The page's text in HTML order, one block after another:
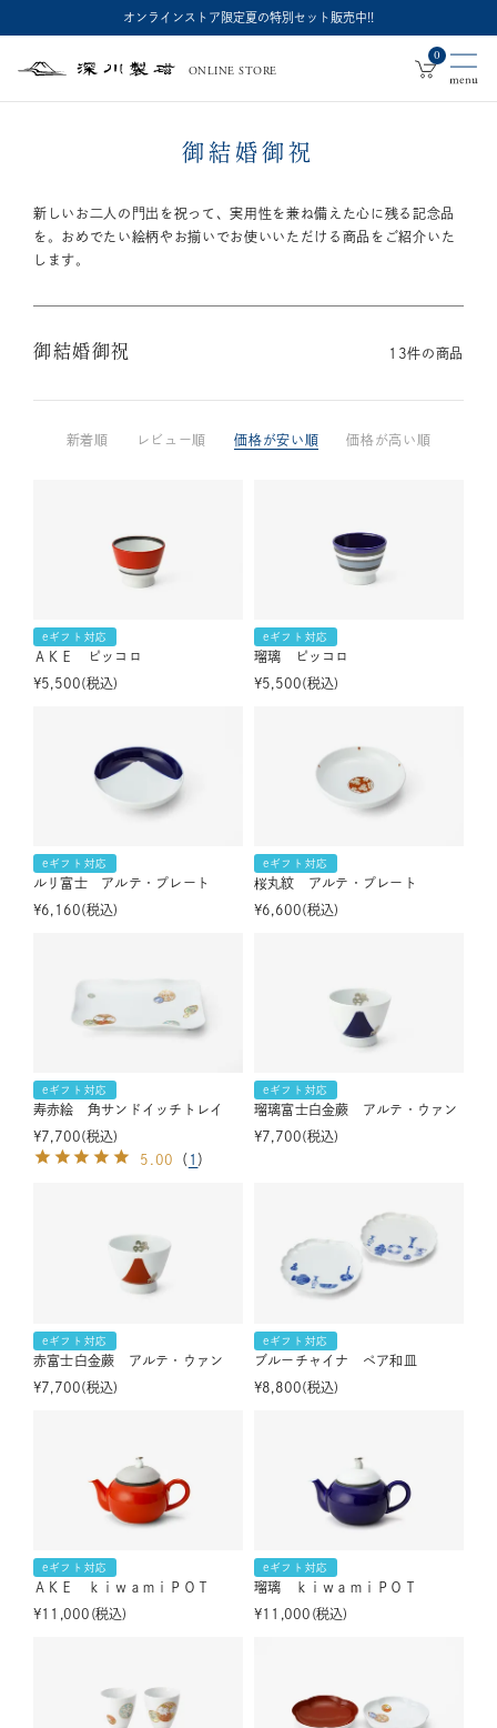
オンラインストア限定夏の特別セット販売中!!
深
製
ONLINE STORE
0
御結婚御祝
新しいお二人の門出を祝って、実用性を兼ね備えた心に残る記念品
を。 おめでたい絵柄やお揃いでお使いいただける商品をご紹介いた
します。
御結婚御祝 13件の商品
新着順 レビュー順 価格が安い順 価格が高い順
eギフト対応
ＡＫＥ ピッコロ
¥5,500 税込
eギフト対応
瑠璃 ピッコロ
¥5,500 税込
eギフト対応
ルリ富士 アルテ・プレート
¥6,160 税込
eギフト対応
桜丸紋 アルテ・プレート
¥6,600 税込
eギフト対応
寿赤絵 角サンドイッチトレイ
¥7,700 税込
5.00
（ 1 ）
eギフト対応
瑠璃富士白金蕨 アルテ・ウァン
¥7,700 税込
eギフト対応
赤富士白金蕨 アルテ・ウァン
¥7,700 税込
eギフト対応
ブルーチャイナ ペア和皿
¥8,800 税込
eギフト対応
ＡＫＥ ｋｉｗａｍｉＰＯＴ
¥11,000 税込
eギフト対応
瑠璃 ｋｉｗａｍｉＰＯＴ
¥11,000 税込